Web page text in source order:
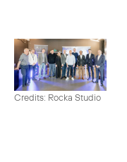
Credits: Rocka Studio